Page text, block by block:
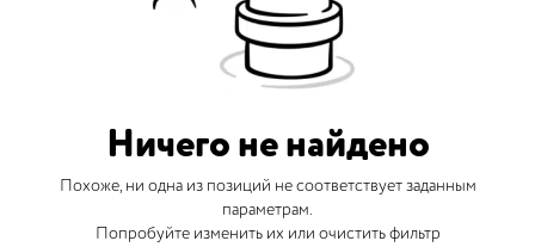
Ничего не найдено
Похоже, ни одна из позиций не соответствует заданным
параметрам.
Попробуйте изменить их или очистить фильтр